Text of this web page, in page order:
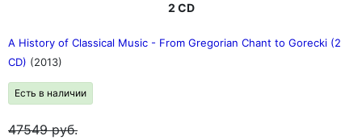
2 CD
A History of Classical Music - From Gregorian Chant to Gorecki (2
CD) (2013)
Есть в наличии
47549руб.